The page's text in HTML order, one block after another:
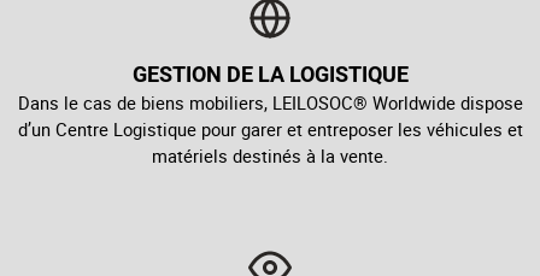
GESTION DE LA LOGISTIQUE
Dans le cas de biens mobiliers, LEILOSOC® Worldwide dispose
d’un Centre Logistique pour garer et entreposer les véhicules et
matériels destinés à la vente.